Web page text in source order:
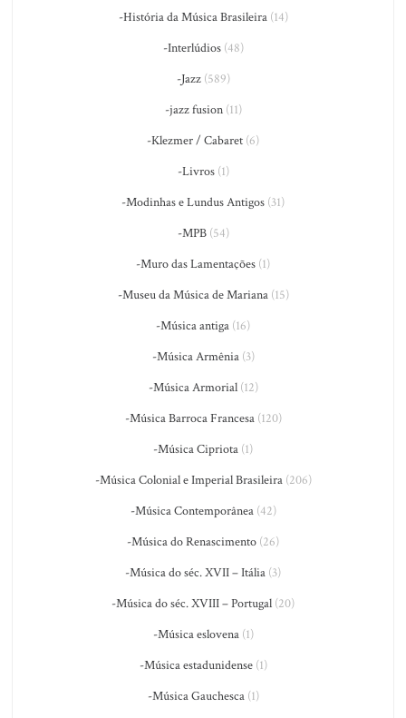
-História da Música Brasileira(14)
-Interlúdios(48)
-Jazz(589)
-jazz fusion(11)
-Klezmer / Cabaret (6)
-Livros(1)
-Modinhas e Lundus Antigos (31)
-MPB(54)
-Muro das Lamentações (1)
-Museu da Música de Mariana(15)
-Música antiga (16)
-Música Armênia(3)
-Música Armorial(12)
-Música Barroca Francesa(120)
-Música Cipriota (1)
-Música Colonial e Imperial Brasileira(206)
-Música Contemporânea(42)
-Música do Renascimento (26)
-Música do séc. XVII – Itália (3)
-Música do séc. XVIII – Portugal (20)
-Música eslovena(1)
-Música estadunidense(1)
-Música Gauchesca(1)